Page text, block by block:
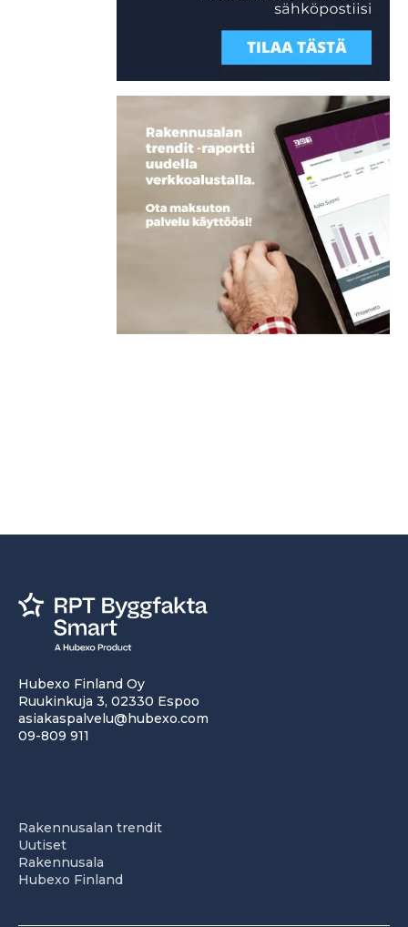
Hubexo Finland Oy
Ruukinkuja 3, 02330 Espoo
asiakaspalvelu@hubexo.com
09-809 911
Rakennusalan trendit
Uutiset
Rakennusala
Hubexo Finland